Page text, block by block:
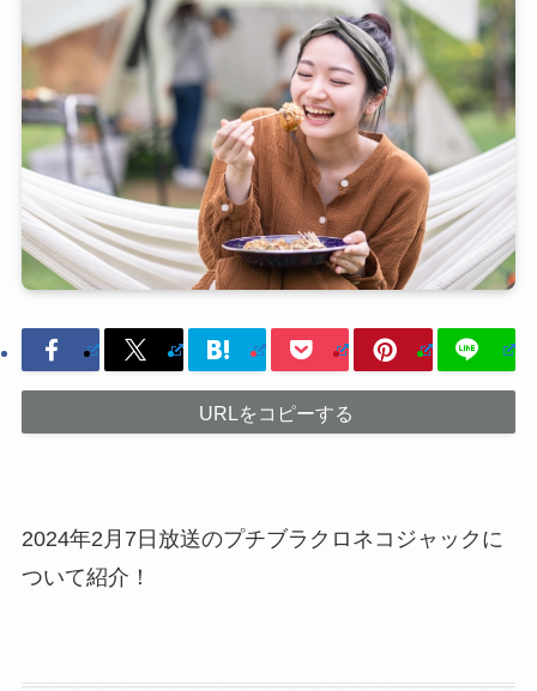
URLをコピーする
2024年2月7日放送のプチブラクロネコジャックに
ついて紹介！